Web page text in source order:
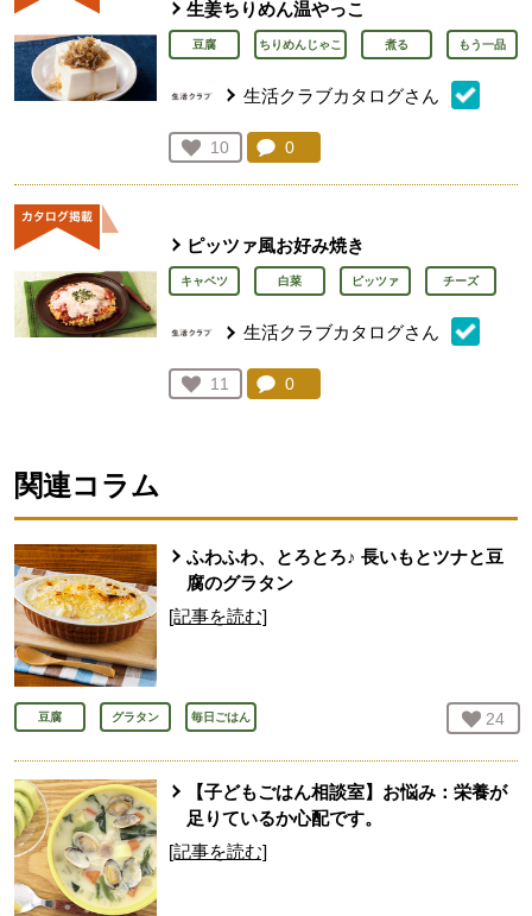
生姜ちりめん温やっこ
豆腐 ちりめんじゃこ 煮る もう一品
生活クラブカタログさん
お気に入り登録：
10
人が登録
コメント：
0
ピッツァ風お好み焼き
キャベツ 白菜 ピッツァ チーズ
生活クラブカタログさん
お気に入り登録：
11
人が登録
コメント：
0
関連コラム
ふわふわ、とろとろ♪ 長いもとツナと豆
腐のグラタン
[記事を読む]
豆腐 グラタン 毎日ごはん お気
24
【子どもごはん相談室】お悩み：栄養が
足りているか心配です。
[記事を読む]